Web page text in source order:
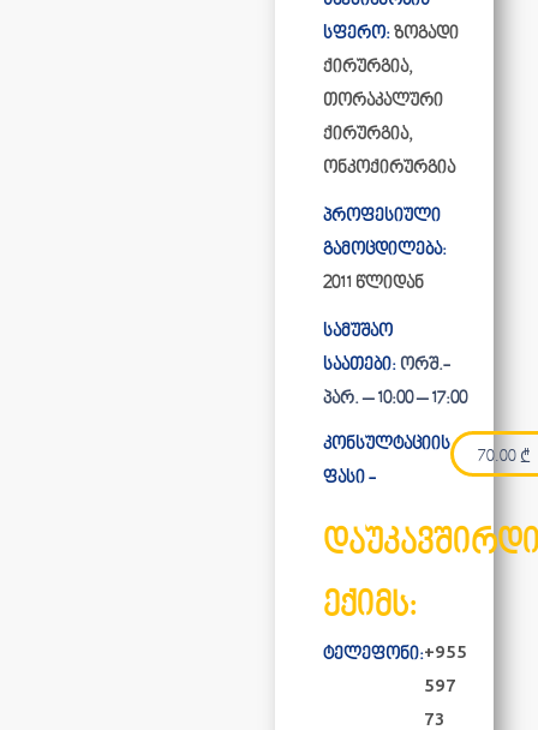
სფერო: ზოგადი
ქირურგია,
თორაკალური
ქირურგია,
ონკოქირურგია
პროფესიული
გამოცდილება:
2011 წლიდან
სამუშაო
საათები: ორშ.-
პარ. – 10:00 – 17:00
კონსულტაციის
ფასი -
70.00 ₾
ექიმს:
ტელეფონი:+955
597
73